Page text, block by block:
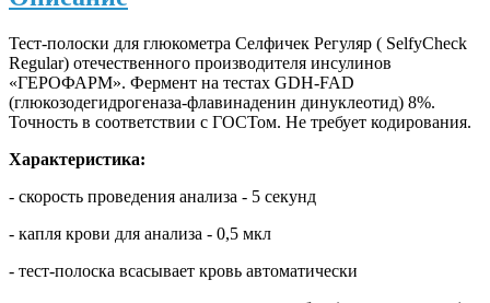
Тест-полоски для глюкометра Селфичек Регуляр ( SelfyCheck
Rеgular) отечественного производителя инсулинов
«ГЕРОФАРМ». Фермент на тестах GDH-FAD
(глюкозодегидрогеназа-флавинаденин динуклеотид) 8%.
Точность в соответствии с ГОСТом. Не требует кодирования.
Характеристика:
- скорость проведения анализа - 5 секунд
- капля крови для анализа - 0,5 мкл
- тест-полоска всасывает кровь автоматически